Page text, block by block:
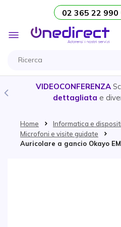
Salta al contenuto 02 365 22 990
Toggle
Nav
VIDEOCONFERENZA
dettagliata e
Home
Informatica e
Microfoni e visite guidate
Auricolare a gancio Okayo